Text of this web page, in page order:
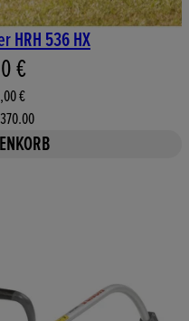
HRH 536 HX
Preis: 2269,00 €.
€
€